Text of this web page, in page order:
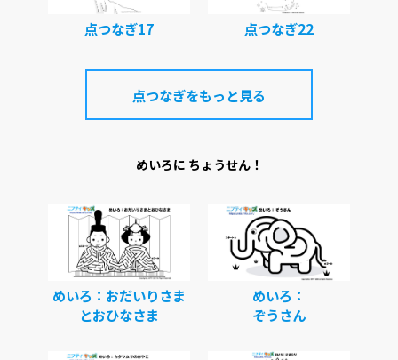
点つなぎ17 点つなぎ22
点つなぎをもっと見る
めいろに ちょうせん！
めいろ：おだいりさま
とおひなさま
めいろ：
ぞうさん